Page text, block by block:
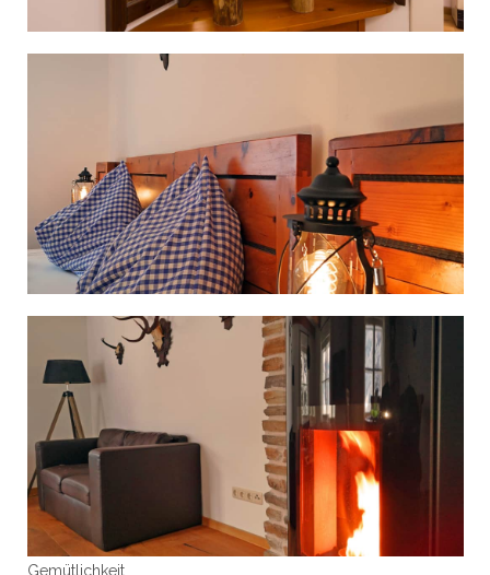
Gemütlichkeit